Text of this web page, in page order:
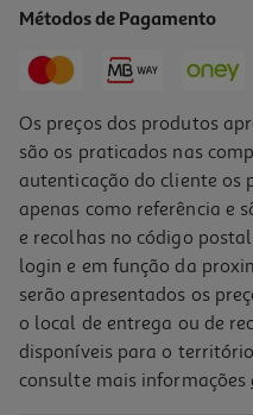
Pastilhas Trident Max
Métodos de Pagamento
Os preços dos produtos
são os praticados nas
autenticação do cliente os
apenas como referência e
e recolhas no código
login e em função da
serão apresentados os
o local de entrega ou de
disponíveis para o
consulte mais informações